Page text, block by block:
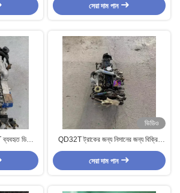
সেরা দাম পান
ডিজেল
ভিডিও
QD32T ট্রাকের জন্য নিসানের জন্য বিক্রির
জন্য ব্যবহৃত ডিজেল ইঞ্জিন সমাবেশ
সেরা দাম পান